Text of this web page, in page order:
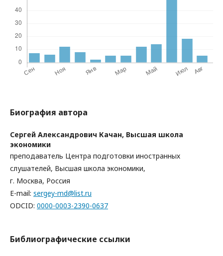
Биография автора
Сергей Александрович Качан, Высшая школа
экономики
преподаватель Центра подготовки иностранных
слушателей, Высшая школа экономики,
г. Москва, Россия
E-mail: sergey-md@list.ru
ODCID: 0000-0003-2390-0637
Библиографические ссылки